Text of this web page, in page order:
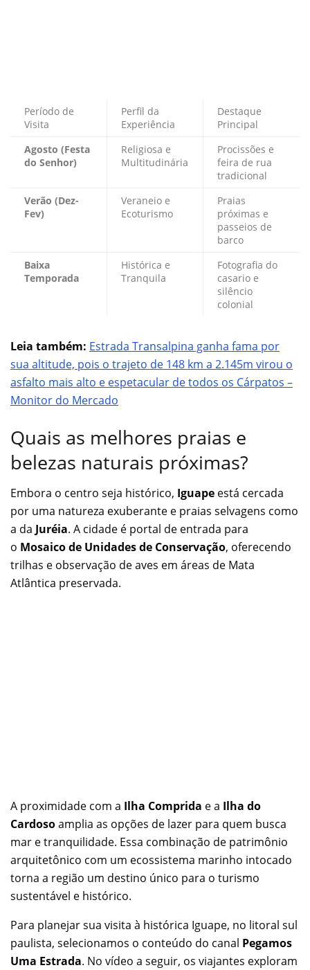
Período de
Visita
Perfil da
Experiência
Destaque
Principal
Agosto (Festa
do Senhor)
Religiosa e
Multitudinária
Procissões e
feira de rua
tradicional
Verão (Dez-
Fev)
Veraneio e
Ecoturismo
Praias
próximas e
passeios de
barco
Baixa
Temporada
Histórica e
Tranquila
Fotografia do
casario e
silêncio
colonial
Leia também: Estrada Transalpina ganha fama por
sua altitude, pois o trajeto de 148 km a 2.145m virou o
asfalto mais alto e espetacular de todos os Cárpatos –
Monitor do Mercado
Quais as melhores praias e
belezas naturais próximas?
Embora o centro seja histórico, Iguape está cercada
por uma natureza exuberante e praias selvagens como
a da Juréia. A cidade é portal de entrada para
o Mosaico de Unidades de Conservação, oferecendo
trilhas e observação de aves em áreas de Mata
Atlântica preservada.
A proximidade com a Ilha Comprida e a Ilha do
Cardosoamplia as opções de lazer para quem busca
mar e tranquilidade. Essa combinação de patrimônio
arquitetônico com um ecossistema marinho intocado
torna a região um destino único para o turismo
sustentável e histórico.
Para planejar sua visita à histórica Iguape, no litoral sul
paulista, selecionamos o conteúdo do canal Pegamos
Uma Estrada. No vídeo a seguir, os viajantes exploram